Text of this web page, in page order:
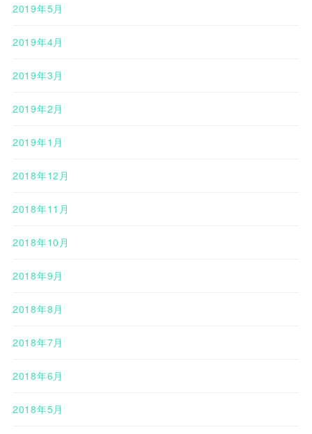
2019年5月
2019年4月
2019年3月
2019年2月
2019年1月
2018年12月
2018年11月
2018年10月
2018年9月
2018年8月
2018年7月
2018年6月
2018年5月